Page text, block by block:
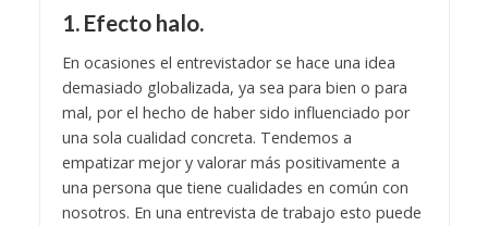
1. Efecto halo.
En ocasiones el entrevistador se hace una idea
demasiado globalizada, ya sea para bien o para
mal, por el hecho de haber sido influenciado por
una sola cualidad concreta. Tendemos a
empatizar mejor y valorar más positivamente a
una persona que tiene cualidades en común con
nosotros. En una entrevista de trabajo esto puede